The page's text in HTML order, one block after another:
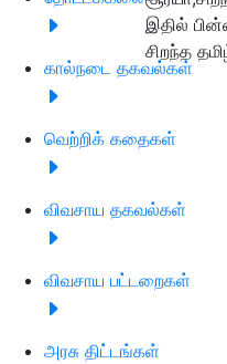
கால்நடை தகவல்கள்
வெற்றிக் கதைகள்
விவசாய தகவல்கள்
விவசாய பட்டறைகள்
அரசு திட்டங்கள்
இதில்
சிறந்த